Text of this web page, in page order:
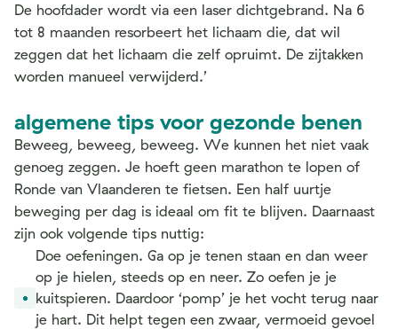
De hoofdader wordt via een laser dichtgebrand. Na 6
tot 8 maanden resorbeert het lichaam die, dat wil
zeggen dat het lichaam die zelf opruimt. De zijtakken
worden manueel verwijderd.’
algemene tips voor gezonde benen
Beweeg, beweeg, beweeg. We kunnen het niet vaak
genoeg zeggen. Je hoeft geen marathon te lopen of
Ronde van Vlaanderen te fietsen. Een half uurtje
beweging per dag is ideaal om fit te blijven. Daarnaast
zijn ook volgende tips nuttig:
Doe oefeningen. Ga op je tenen staan en dan weer
op je hielen, steeds op en neer. Zo oefen je je
kuitspieren. Daardoor ‘pomp’ je het vocht terug naar
je hart. Dit helpt tegen een zwaar, vermoeid gevoel